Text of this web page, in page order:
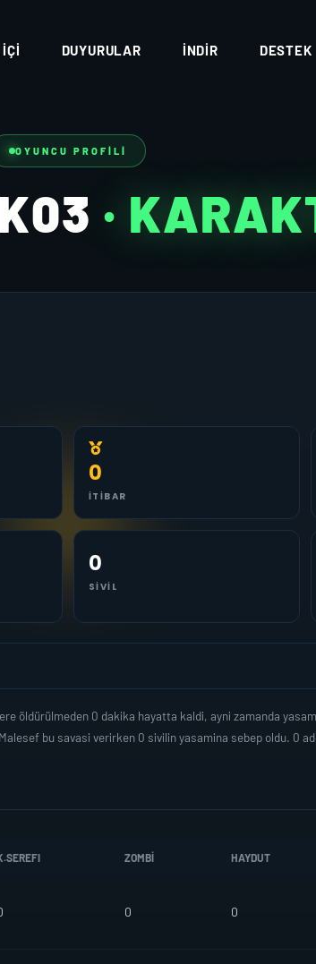
İÇI DUYURULAR İNDIR DESTEK
OYUNCU PROFILI
·
0
İTIBAR
0
SIVIL
öldürülmeden 0 dakika hayatta kaldi, ayni zamanda
bu savasi verirken 0 sivilin yasamina sebep oldu. 0
ZOMBI HAYDUT
0 0